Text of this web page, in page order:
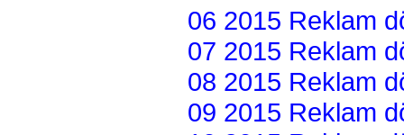
06 2015 Reklam
07 2015 Reklam
08 2015 Reklam
09 2015 Reklam